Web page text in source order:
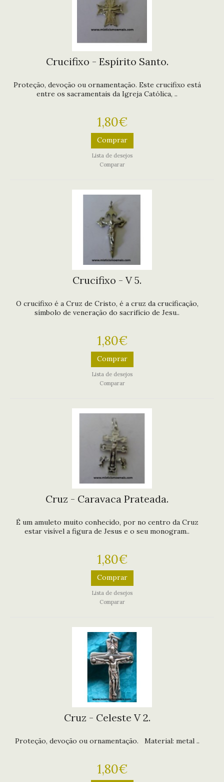
Crucifixo - Espírito Santo.
Proteção, devoção ou ornamentação. Este crucifixo está
entre os sacramentais da Igreja Católica, ..
1,80€
Comprar
Lista de desejos
Comparar
Crucifixo - V 5.
O crucifixo é a Cruz de Cristo, é a cruz da crucificação,
símbolo de veneração do sacrifício de Jesu..
1,80€
Comprar
Lista de desejos
Comparar
Cruz - Caravaca Prateada.
É um amuleto muito conhecido, por no centro da Cruz
estar visível a figura de Jesus e o seu monogram..
1,80€
Comprar
Lista de desejos
Comparar
Cruz - Celeste V 2.
Proteção, devoção ou ornamentação. Material: metal ..
1,80€